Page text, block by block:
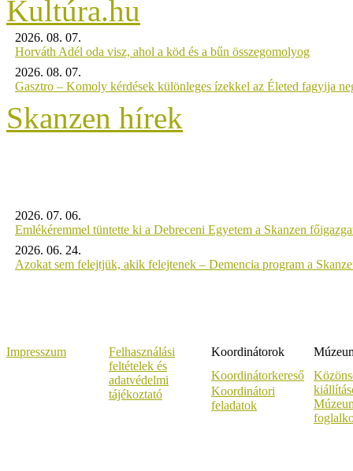
2026. 08. 07.
Horváth Adél oda visz, ahol a köd és a bűn összegomolyog
2026. 08. 07.
Gasztro – Komoly kérdések különleges ízekkel az Életed fagyija
Skanzen hírek
2026. 07. 06.
Emlékéremmel tüntette ki a Debreceni Egyetem a Skanzen
2026. 06. 24.
Azokat sem felejtjük, akik felejtenek – Demencia program a
Impresszum
Felhasználási
feltételek és
adatvédelmi
tájékoztató
Koordinátorok
Koordinátorkereső
Koordinátori
feladatok